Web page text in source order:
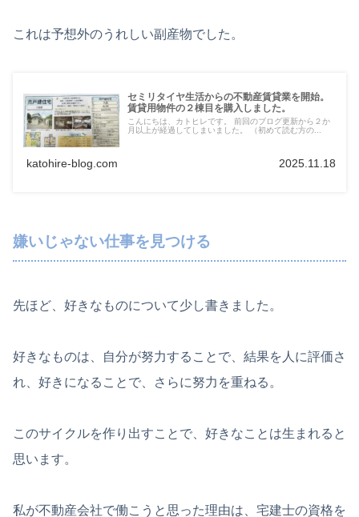
これは予想外のうれしい副産物でした。
セミリタイヤ生活からの不動産賃貸業を開始。
賃貸用物件の２棟目を購入しました。
こんにちは、カトヒレです。 前回のブログ更新から２か
月以上が経過してしまいました。 （初めて読む方の...
katohire-blog.com 2025.11.18
嫌いじゃない仕事を見つける
先ほど、好きなものについて少し書きました。
好きなものは、自分が努力することで、結果を人に評価さ
れ、好きになることで、さらに努力を重ねる。
このサイクルを作り出すことで、好きなことは生まれると
思います。
私が不動産会社で働こうと思った理由は、宅建士の資格を